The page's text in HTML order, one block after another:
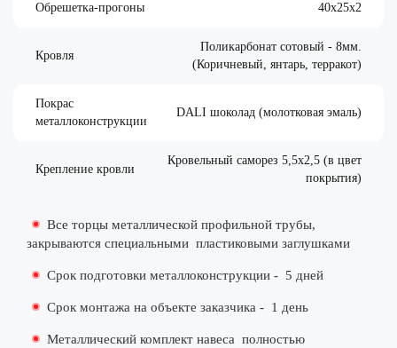
Обрешетка-прогоны 40х25х2
Кровля
Поликарбонат сотовый - 8мм.
(Коричневый, янтарь, терракот)
Покрас
металлоконструкции
DALI шоколад (молотковая эмаль)
Крепление кровли
Кровельный саморез 5,5х2,5 (в цвет
покрытия)
Все торцы металлической профильной трубы,
закрываются специальными пластиковыми заглушками
Срок подготовки металлоконструкции - 5 дней
Срок монтажа на объекте заказчика - 1 день
Металлический комплект навеса полностью